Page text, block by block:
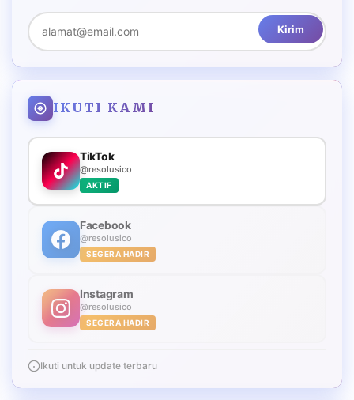
Kirim
IKUTI KAMI
TikTok
@resolusico
AKTIF
Facebook
@resolusico
SEGERA HADIR
Instagram
@resolusico
SEGERA HADIR
Ikuti untuk update terbaru